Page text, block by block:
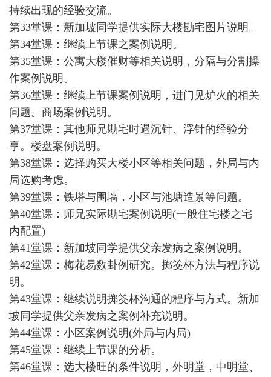
持续出现的经验交流。
第33堂课：新加坡同学提供实际大楼勘宅图片说明。
第34堂课：继续上节课之案例说明。
第35堂课：公寓大楼催财等相关说明，分隔与分割操
作案例说明。
第36堂课：继续上节课案例说明，进门见炉火的相关
问题。商场案例说明。
第37堂课：其他师兄勘宅时遇沉针、浮针的经验分
享。楼盘案例说明。
第38堂课：选择购买大楼小区等相关问题，外局与内
局选购考虑。
第39堂课：铁塔与围墙，小区与池塘造景等问题。
第40堂课：师兄实际勘宅案例说明(一般住宅楼之宅
内配置)
第41堂课：新加坡同学提供父亲发病之案例说明。
第42堂课：梅花易数卦例研究。掷筊杯方法与程序说
明。
第43堂课：继续说明掷筊杯沟通的程序与方式。新加
坡同学提供父亲发病之案例补充说明。
第44堂课：小区案例说明(外局与内局)
第45堂课：继续上节课的分析。
第46堂课：选大楼旺的条件说明，外明堂，中明堂、